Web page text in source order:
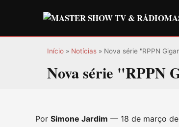
Início » Notícias » Nova série "RPPN
Nova série "RPPN
Por Simone Jardim — 18 de março